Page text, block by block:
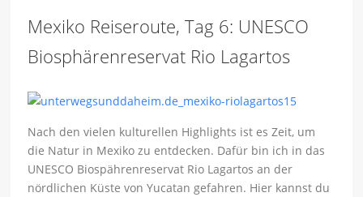
Mexiko Reiseroute, Tag 6: UNESCO
Biosphärenreservat Rio Lagartos
Nach den vielen kulturellen Highlights ist es Zeit, um
die Natur in Mexiko zu entdecken. Dafür bin ich in das
UNESCO Biospährenreservat Rio Lagartos an der
nördlichen Küste von Yucatan gefahren. Hier kannst du